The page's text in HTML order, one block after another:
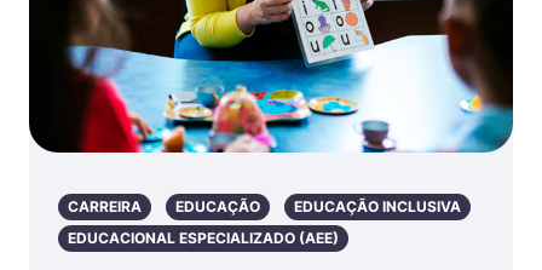
CARREIRA EDUCAÇÃO
EDUCAÇÃO INCLUSIVA
EDUCACIONAL ESPECIALIZADO (AEE)